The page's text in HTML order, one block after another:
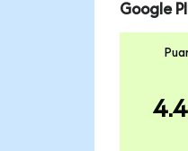
Google
4.4